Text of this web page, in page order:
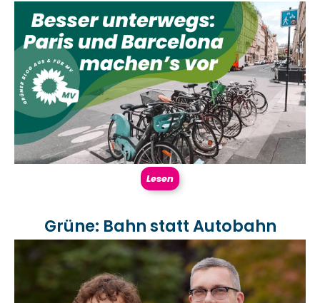
Lesen
Grüne: Bahn statt Autobahn